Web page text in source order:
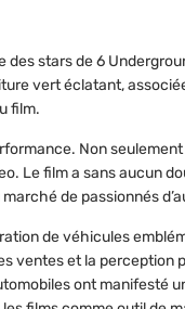
des stars de 6
vert éclatant,
film.
Non
Le film a sans aucun
de passionnés
de véhicules
ventes et la perception
ont manifesté